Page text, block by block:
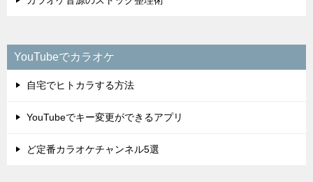
YouTubeでカラオケ
自宅でヒトカラする方法
YouTubeでキー変更ができるアプリ
ど定番カラオケチャンネル5選